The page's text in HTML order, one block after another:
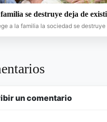
se destruye deja de
a la familia la sociedad se destruye
un comentario